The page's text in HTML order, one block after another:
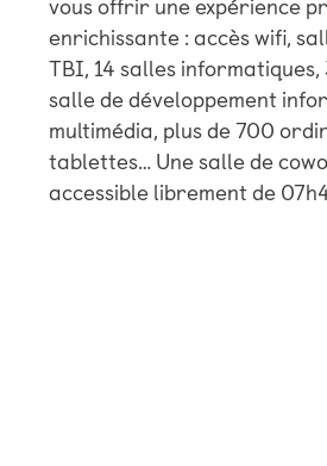
vous offrir une expérience
enrichissante : accès wifi,
TBI, 14 salles informatiques,
salle de développement
multimédia, plus de 700
tablettes… Une salle de
accessible librement de